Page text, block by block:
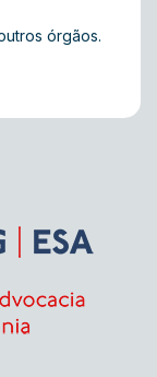
órgãos.